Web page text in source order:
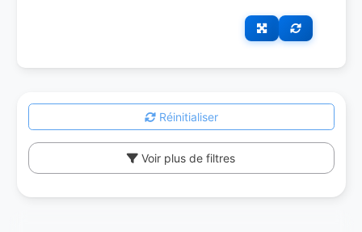
Réinitialiser
Voir plus de filtres